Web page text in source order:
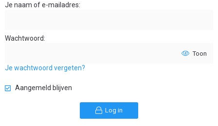
Je naam of e-mailadres
Wachtwoord
Toon
Je wachtwoord vergeten?
Aangemeld blijven
Log in